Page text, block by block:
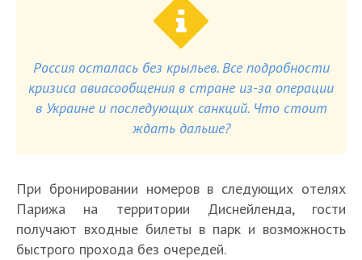
Россия осталась без крыльев. Все подробности
кризиса авиасообщения в стране из-за операции
в Украине и последующих санкций. Что стоит
ждать дальше?
При бронировании номеров в следующих отелях
Парижа на территории Диснейленда, гости
получают входные билеты в парк и возможность
быстрого прохода без очередей.